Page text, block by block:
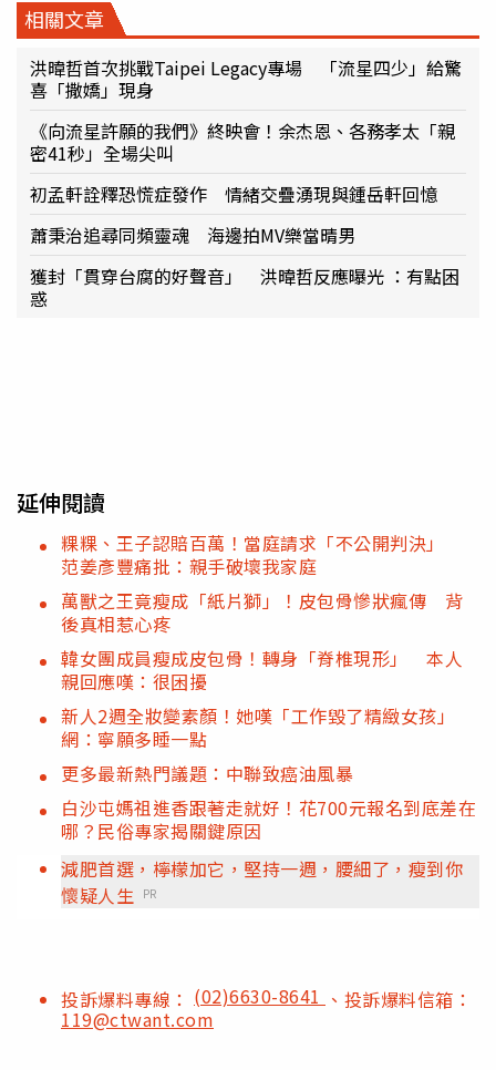
相關文章
洪暐哲首次挑戰Taipei Legacy專場 「流星四少」給驚
喜「撒嬌」現身
《向流星許願的我們》終映會！余杰恩、各務孝太「親
密41秒」全場尖叫
初孟軒詮釋恐慌症發作 情緒交疊湧現與鍾岳軒回憶
蕭秉治追尋同頻靈魂 海邊拍MV樂當晴男
獲封「貫穿台腐的好聲音」 洪暐哲反應曝光 ：有點困
惑
延伸閱讀
粿粿、王子認賠百萬！當庭請求「不公開判決」
范姜彥豐痛批：親手破壞我家庭
萬獸之王竟瘦成「紙片獅」！皮包骨慘狀瘋傳 背
後真相惹心疼
韓女團成員瘦成皮包骨！轉身「脊椎現形」 本人
親回應嘆：很困擾
新人2週全妝變素顏！她嘆「工作毀了精緻女孩」
網：寧願多睡一點
更多最新熱門議題：中聯致癌油風暴
白沙屯媽祖進香跟著走就好！花700元報名到底差在
哪？民俗專家揭關鍵原因
減肥首選，檸檬加它，堅持一週，腰細了，瘦到你
懷疑人生 PR
投訴爆料專線： (02)6630-8641 、投訴爆料信箱：
119@ctwant.com